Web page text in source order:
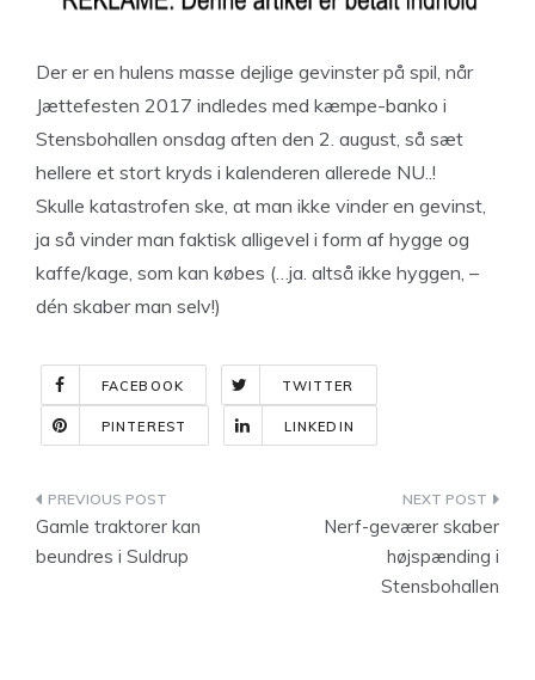
Der er en hulens masse dejlige gevinster på spil, når
Jættefesten 2017 indledes med kæmpe-banko i
Stensbohallen onsdag aften den 2. august, så sæt
hellere et stort kryds i kalenderen allerede NU..!
Skulle katastrofen ske, at man ikke vinder en gevinst,
ja så vinder man faktisk alligevel i form af hygge og
kaffe/kage, som kan købes (…ja. altså ikke hyggen, –
dén skaber man selv!)
FACEBOOK TWITTER
PINTEREST LINKEDIN
Indlægsnavigation
Gamle traktorer kan
beundres i Suldrup
Nerf-geværer skaber
højspænding i
Stensbohallen